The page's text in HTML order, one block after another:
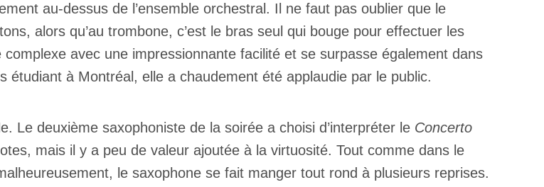
au-dessus de l’ensemble orchestral. Il ne faut pas oublier que le
alors qu’au trombone, c’est le bras seul qui bouge pour effectuer les
avec une impressionnante facilité et se surpasse également dans
étudiant à Montréal, elle a chaudement été applaudie par le public.
Le deuxième saxophoniste de la soirée a choisi d’interpréter le Concerto
mais il y a peu de valeur ajoutée à la virtuosité. Tout comme dans le
le saxophone se fait manger tout rond à plusieurs reprises.